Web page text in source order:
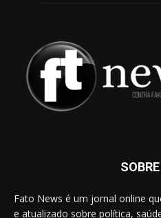
Fato News é um jornal online
e atualizado sobre política,